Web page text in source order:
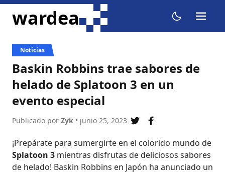
ir al contenido
wardea dark mode
menu
Noticias
Baskin Robbins trae sabores de
helado de Splatoon 3 en un
evento especial
Publicado por Zyk • junio 25, 2023
compartir en twitter
compartir en
¡Prepárate para sumergirte en el colorido mundo de
Splatoon 3 mientras disfrutas de deliciosos sabores
de helado! Baskin Robbins en Japón ha anunciado un